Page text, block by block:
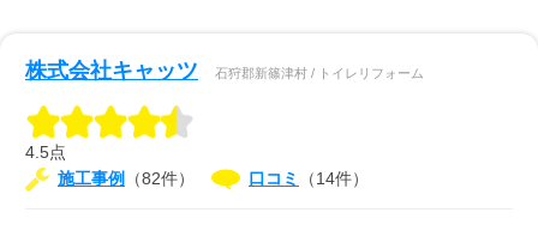
株式会社キャッツ 石狩郡新篠津村 / トイレリフォーム
4.5点
施工事例
（82件） 口コミ （14件）